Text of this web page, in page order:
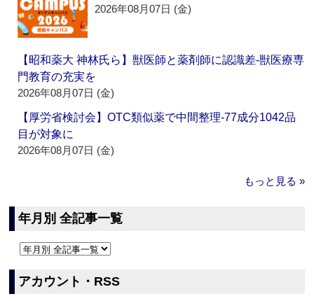
2026年08月07日 (金)
【昭和薬大 神林氏ら】獣医師と薬剤師に認識差‐獣医療専
門教育の充実を
2026年08月07日 (金)
【厚労省検討会】OTC類似薬で中間整理‐77成分1042品
目が対象に
2026年08月07日 (金)
もっと見る »
年月別 全記事一覧
アカウント・RSS